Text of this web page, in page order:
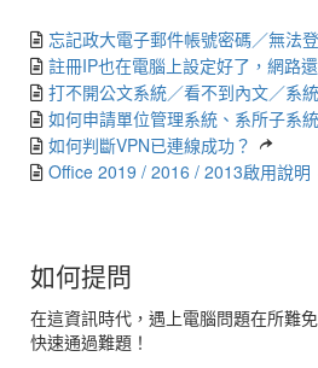
忘記政大電子郵件帳號密碼／無法
註冊IP也在電腦上設定好了，網路
打不開公文系統／看不到內文／系
如何申請單位管理系統、系所子系
如何判斷VPN已連線成功？
Office 2019 / 2016 / 2013啟用說明
如何提問
在這資訊時代，遇上電腦問題在所難
快速通過難題！